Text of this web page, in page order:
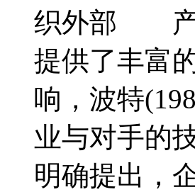
织外部 产
提供了丰富
响，波特
业与对手的
明确提出，